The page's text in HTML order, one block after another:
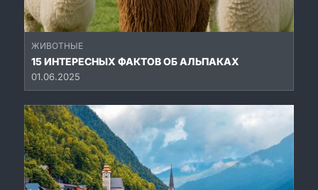
ЖИВОТНЫЕ
15 ИНТЕРЕСНЫХ ФАКТОВ ОБ АЛЬПАКАХ
01.06.2025